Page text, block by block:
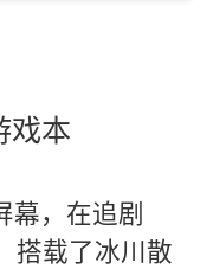
戏本
幕，在追剧
搭载了冰川散